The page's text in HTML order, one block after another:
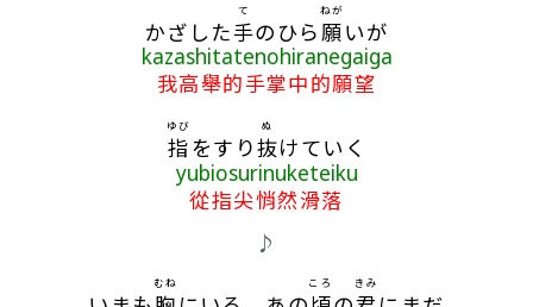
かざした手
て
のひら 願
ねが
いが
kazashitatenohiranegaiga
我高舉的手掌中的願望
指
ゆび
をすり抜
ぬ
けていく
yubiosurinuketeiku
從指尖悄然滑落
♪
むね ころ きみ